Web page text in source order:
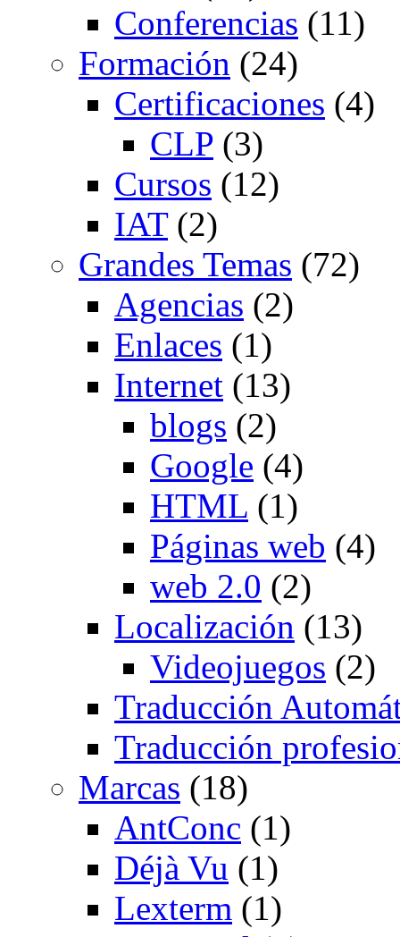
Conferencias (11)
Formación (24)
Certificaciones (4)
CLP (3)
Cursos (12)
IAT(2)
Grandes Temas (72)
Agencias (2)
Enlaces (1)
Internet (13)
blogs (2)
Google (4)
HTML (1)
Páginas web (4)
web 2.0 (2)
Localización (13)
Videojuegos (2)
Traducción
Traducción
Marcas (18)
AntConc (1)
Déjà Vu (1)
Lexterm (1)